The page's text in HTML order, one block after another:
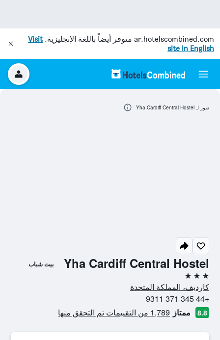
ar.hotelscombined.com متوفر أيضاً باللغة الإنجليزية.Visit
site in English
Yha Cardiff Central Hostel بيت شباب
3 نجوم
كارديف، المملكة المتحدة
+44 345 371 9311
8.8 ممتاز 1,789 من التقييمات تم التحقق منها
صور لـ Yha Cardiff Central Hostel